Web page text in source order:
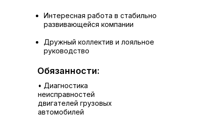
Обязанности:
• Диагностика
неисправностей
двигателей грузовых
автомобилей
Интересная работа в стабильно
развивающейся компании
Дружный коллектив и лояльное
руководство